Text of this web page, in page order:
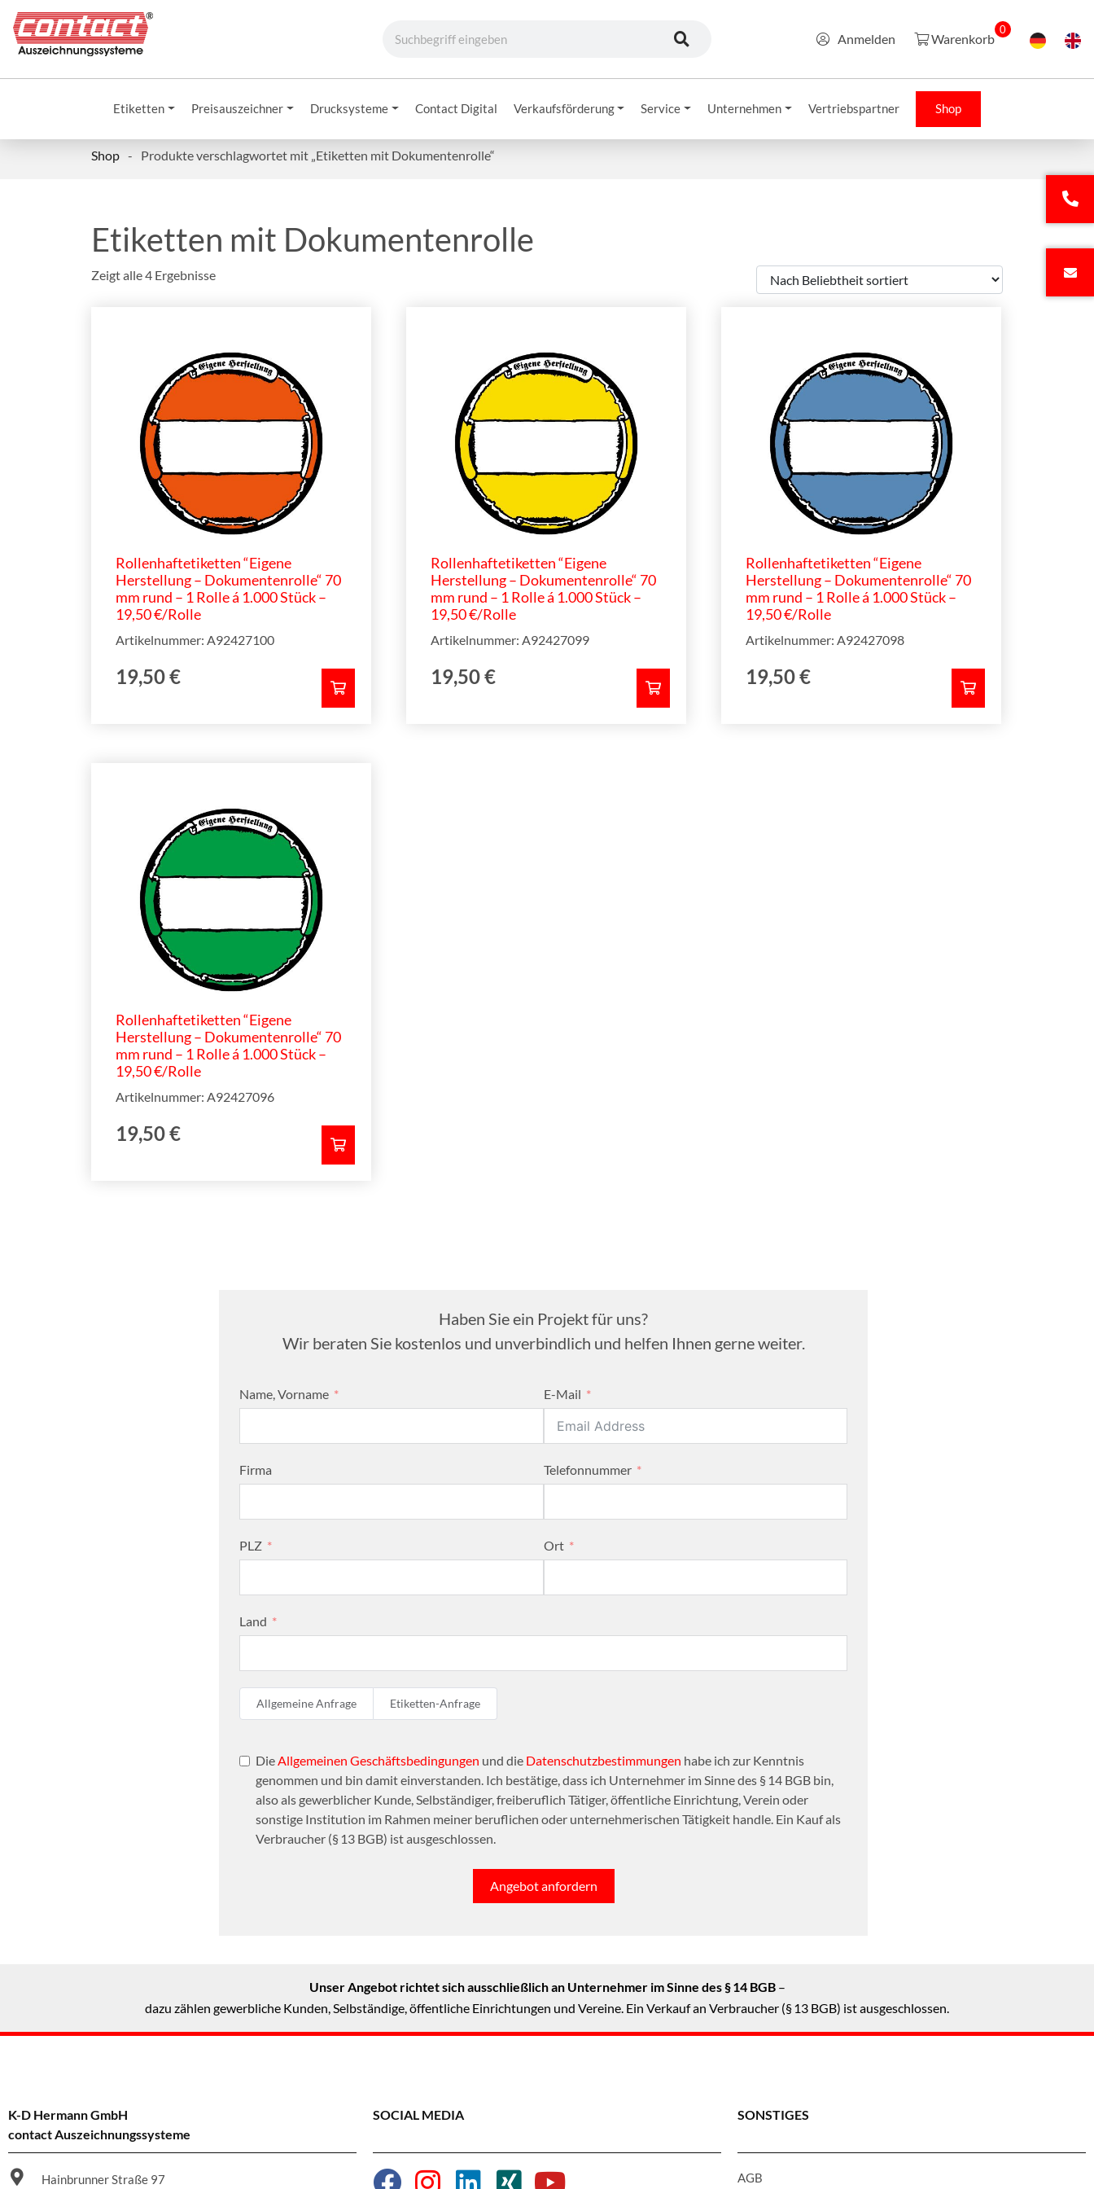
Anmelden Warenkorb
0
Etiketten Preisauszeichner Drucksysteme Contact Digital Verkaufsförderung Service Unternehmen Vertriebspartner Shop
Shop - Produkte verschlagwortet mit „Etiketten mit Dokumentenrolle“
Etiketten mit Dokumentenrolle
Zeigt alle 4 Ergebnisse
Rollenhaftetiketten “Eigene
Herstellung – Dokumentenrolle“ 70
mm rund – 1 Rolle á 1.000 Stück –
19,50 €/Rolle
19,50€
Artikelnummer: A92427100
Rollenhaftetiketten “Eigene
Herstellung – Dokumentenrolle“ 70
mm rund – 1 Rolle á 1.000 Stück –
19,50 €/Rolle
19,50€
Artikelnummer: A92427099
Rollenhaftetiketten “Eigene
Herstellung – Dokumentenrolle“ 70
mm rund – 1 Rolle á 1.000 Stück –
19,50 €/Rolle
19,50€
Artikelnummer: A92427098
Rollenhaftetiketten “Eigene
Herstellung – Dokumentenrolle“ 70
mm rund – 1 Rolle á 1.000 Stück –
19,50 €/Rolle
19,50€
Artikelnummer: A92427096
Haben Sie ein Projekt für uns?
Wir beraten Sie kostenlos und unverbindlich und helfen Ihnen gerne weiter.
Name, Vorname E-Mail
Firma Telefonnummer
PLZ Ort
Land
Allgemeine Anfrage Etiketten-Anfrage
DieAllgemeinen Geschäftsbedingungen und die Datenschutzbestimmungen habe ich zur Kenntnis
genommen und bin damit einverstanden. Ich bestätige, dass ich Unternehmer im Sinne des § 14 BGB bin,
also als gewerblicher Kunde, Selbständiger, freiberuflich Tätiger, öffentliche Einrichtung, Verein oder
sonstige Institution im Rahmen meiner beruflichen oder unternehmerischen Tätigkeit handle. Ein Kauf als
Verbraucher (§ 13 BGB) ist ausgeschlossen.
Angebot anfordern
Unser Angebot richtet sich ausschließlich an Unternehmer im Sinne des § 14 BGB–
dazu zählen gewerbliche Kunden, Selbständige, öffentliche Einrichtungen und Vereine. Ein Verkauf an Verbraucher (§ 13 BGB) ist ausgeschlossen.
K-D Hermann GmbH
contact Auszeichnungssysteme
Hainbrunner Straße 97
SOCIAL MEDIA SONSTIGES
AGB